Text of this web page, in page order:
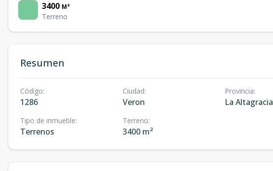
3400 M²
Terreno
Resumen
Código:
1286
Ciudad:
Veron
Provincia:
La Altagracia
Tipo de inmueble:
Terrenos
Terreno:
3400 m²